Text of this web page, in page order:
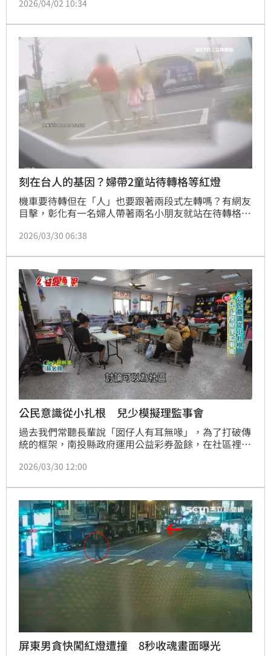
方行車記錄器拍下，雖雙方都沒報警，但警方表示，轎
2026/04/02 10:34
刻在台人的基因？婦帶2童站待轉格等紅燈
機車要待轉但在「人」也要跟著兩段式左轉嗎？有網友
目擊，彰化有一名婦人帶著兩名小朋友就站在待轉格內
斑馬線疑似是貪圖方便想要就近直接過馬路。警方勘驗
鍰。
2026/03/30 06:38
公民意識從小扎根 兒少模擬理監事會
過去我們常聽長輩說「囡仔人有耳無喙」，為了打破傳
統的框架，南投縣政府運用公益彩券盈餘，在社區裡推
學童拿起麥克風，模擬小小社區發展協會的運作。在老
行向大人們建議，要在危險路口劃設斑馬線，沒想到這
些童言童語竟然成真了！帶您來看這群小公民改變的力
量。
2026/03/30 12:00
屏東男貪快闖紅燈遭撞 8秒收魂畫面曝光